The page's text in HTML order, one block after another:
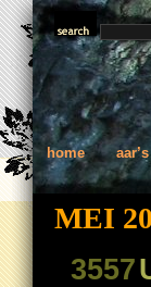
home
MEI
3557